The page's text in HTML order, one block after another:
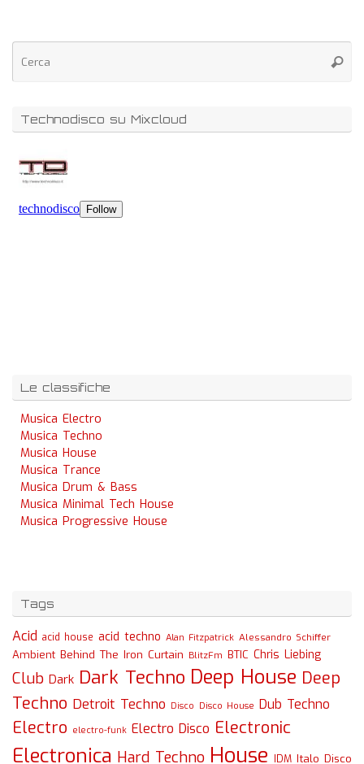
Technodisco su Mixcloud
Le classifiche
Musica Electro
Musica Techno
Musica House
Musica Trance
Musica Drum & Bass
Musica Minimal Tech House
Musica Progressive House
Tags
Acid acid house acid techno Alan Fitzpatrick Alessandro Schiffer
Ambient Behind The Iron Curtain BlitzFm BTIC Chris Liebing
Club Dark Dark Techno Deep House Deep
Techno Detroit Techno Disco Disco House Dub Techno
Electro electro-funk Electro Disco Electronic
Electronica Hard Techno House IDM Italo Disco